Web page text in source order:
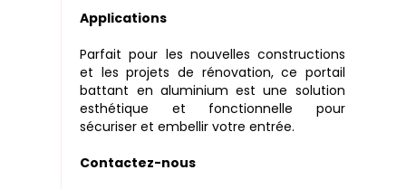
Applications
Parfait pour les nouvelles constructions
et les projets de rénovation, ce portail
battant en aluminium est une solution
esthétique et fonctionnelle pour
sécuriser et embellir votre entrée.
Contactez-nous